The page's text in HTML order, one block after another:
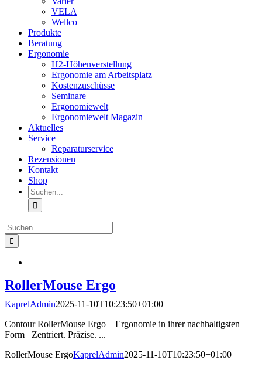
VELA
Wellco
Produkte
Beratung
Ergonomie
H2-Höhenverstellung
Ergonomie am Arbeitsplatz
Kostenzuschüsse
Seminare
Ergonomiewelt
Ergonomiewelt Magazin
Aktuelles
Service
Reparaturservice
Rezensionen
Kontakt
Shop
Suche
nach:
Suche
nach:
RollerMouse Ergo
KaprelAdmin2025-11-10T10:23:50+01:00
Contour RollerMouse Ergo – Ergonomie in ihrer nachhaltigsten
Form Zentriert. Präzise. ...
RollerMouse ErgoKaprelAdmin2025-11-10T10:23:50+01:00